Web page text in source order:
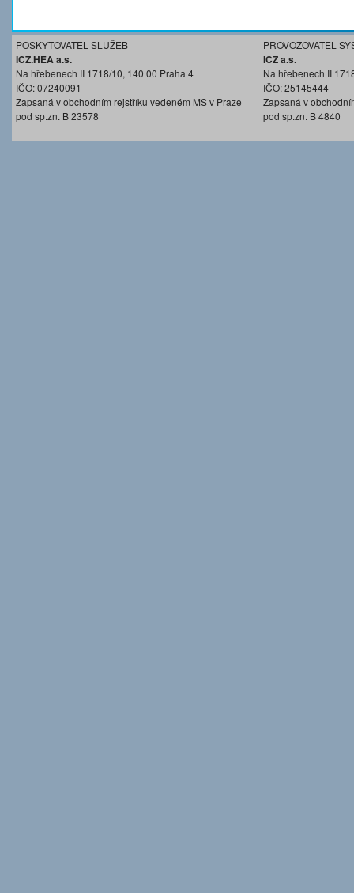
POSKYTOVATEL SLUŽEB
ICZ.HEA a.s.
Na hřebenech II 1718/10, 140 00 Praha 4
IČO: 07240091
Zapsaná v obchodním rejstříku vedeném MS v Praze
pod sp.zn. B 23578
PROVOZOVATEL
ICZ a.s.
Na hřebenech II
IČO: 25145444
Zapsaná v
pod sp.zn. B 4840